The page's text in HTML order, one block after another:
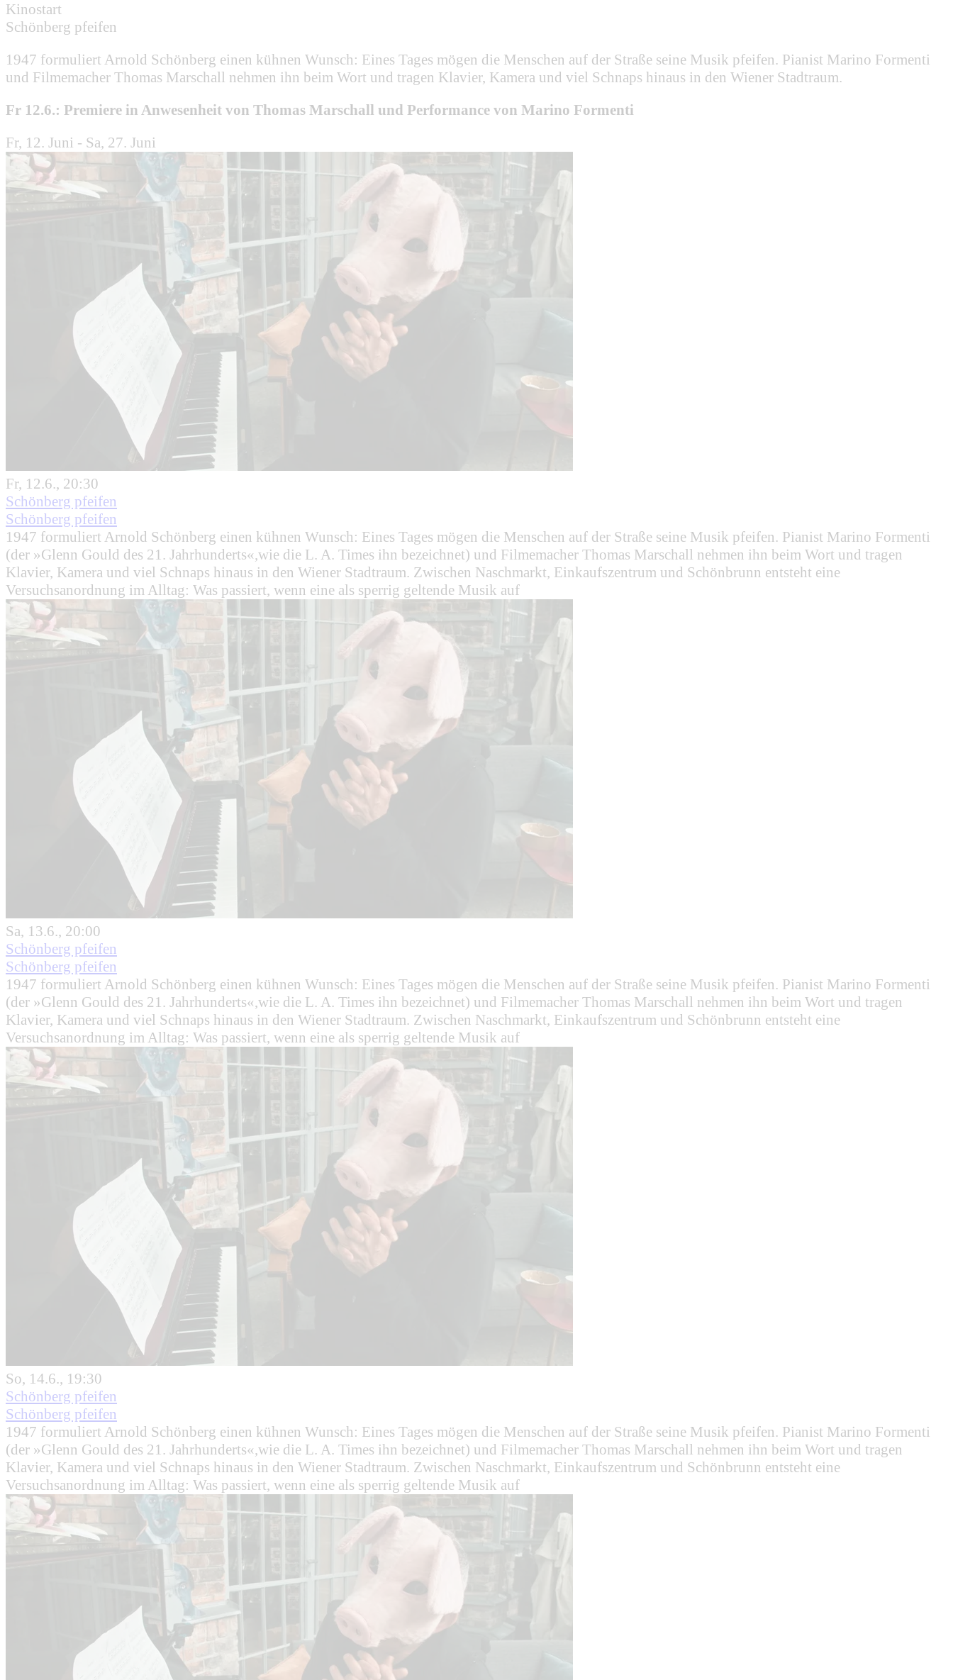
Kinostart
Schönberg pfeifen
1947 formuliert Arnold Schönberg einen kühnen Wunsch: Eines Tages mögen die Menschen auf der Straße seine Musik pfeifen. Pianist Marino Formenti
und Filmemacher Thomas Marschall nehmen ihn beim Wort und tragen Klavier, Kamera und viel Schnaps hinaus in den Wiener Stadtraum.
Fr 12.6.: Premiere in Anwesenheit von Thomas Marschall und Performance von Marino Formenti
Fr, 12. Juni - Sa, 27. Juni
Fr, 12.6., 20:30
Schönberg pfeifen
Schönberg pfeifen
1947 formuliert Arnold Schönberg einen kühnen Wunsch: Eines Tages mögen die Menschen auf der Straße seine Musik pfeifen. Pianist Marino Formenti
(der »Glenn Gould des 21. Jahrhunderts«,wie die L. A. Times ihn bezeichnet) und Filmemacher Thomas Marschall nehmen ihn beim Wort und tragen
Klavier, Kamera und viel Schnaps hinaus in den Wiener Stadtraum. Zwischen Naschmarkt, Einkaufszentrum und Schönbrunn entsteht eine
Versuchsanordnung im Alltag: Was passiert, wenn eine als sperrig geltende Musik auf
Sa, 13.6., 20:00
Schönberg pfeifen
Schönberg pfeifen
1947 formuliert Arnold Schönberg einen kühnen Wunsch: Eines Tages mögen die Menschen auf der Straße seine Musik pfeifen. Pianist Marino Formenti
(der »Glenn Gould des 21. Jahrhunderts«,wie die L. A. Times ihn bezeichnet) und Filmemacher Thomas Marschall nehmen ihn beim Wort und tragen
Klavier, Kamera und viel Schnaps hinaus in den Wiener Stadtraum. Zwischen Naschmarkt, Einkaufszentrum und Schönbrunn entsteht eine
Versuchsanordnung im Alltag: Was passiert, wenn eine als sperrig geltende Musik auf
So, 14.6., 19:30
Schönberg pfeifen
Schönberg pfeifen
1947 formuliert Arnold Schönberg einen kühnen Wunsch: Eines Tages mögen die Menschen auf der Straße seine Musik pfeifen. Pianist Marino Formenti
(der »Glenn Gould des 21. Jahrhunderts«,wie die L. A. Times ihn bezeichnet) und Filmemacher Thomas Marschall nehmen ihn beim Wort und tragen
Klavier, Kamera und viel Schnaps hinaus in den Wiener Stadtraum. Zwischen Naschmarkt, Einkaufszentrum und Schönbrunn entsteht eine
Versuchsanordnung im Alltag: Was passiert, wenn eine als sperrig geltende Musik auf